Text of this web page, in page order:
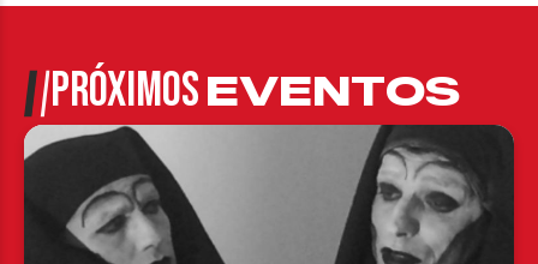
PRÓXIMOSEVENTOS